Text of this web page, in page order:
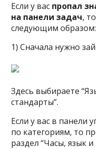
Если у вас пропал
на панели задач,
следующим образом:
1) Сначала нужно
Здесь выбираете
стандарты”.
Если у вас в панели
по категориям, то
раздел “Часы, язык и